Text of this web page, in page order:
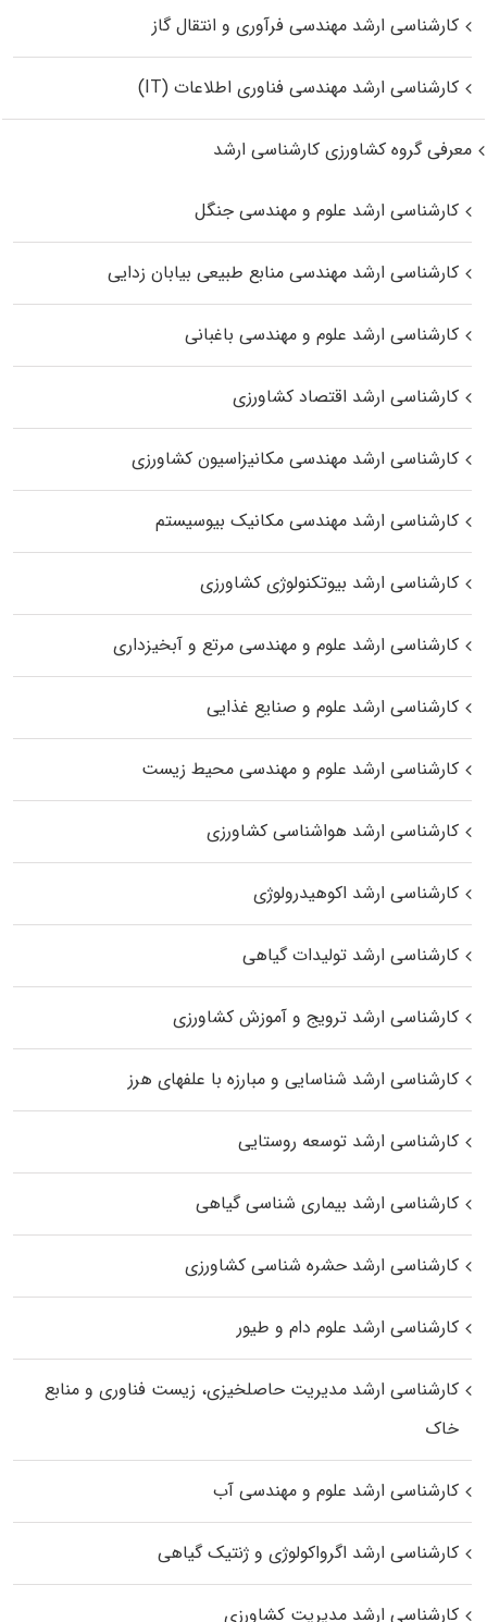
کارشناسی ارشد مهندسی فرآوری و انتقال گاز
کارشناسی ارشد مهندسی فناوری اطلاعات (IT)
معرفی گروه کشاورزی کارشناسی ارشد
کارشناسی ارشد علوم و مهندسی جنگل
کارشناسی ارشد مهندسی منابع طبیعی بیابان زدایی
کارشناسی ارشد علوم و مهندسی باغبانی
کارشناسی ارشد اقتصاد کشاورزی
کارشناسی ارشد مهندسی مکانیزاسیون کشاورزی
کارشناسی ارشد مهندسی مکانیک بیوسیستم
کارشناسی ارشد بیوتکنولوژی کشاورزی
کارشناسی ارشد علوم و مهندسی مرتع و آبخیزداری
کارشناسی ارشد علوم و صنایع غذایی
کارشناسی ارشد علوم و مهندسی محیط زیست
کارشناسی ارشد هواشناسی کشاورزی
کارشناسی ارشد اکوهیدرولوژی
کارشناسی ارشد تولیدات گیاهی
کارشناسی ارشد ترویج و آموزش کشاورزی
کارشناسی ارشد شناسایی و مبارزه با علفهای هرز
کارشناسی ارشد توسعه روستایی
کارشناسی ارشد بیماری‌ شناسی گیاهی
کارشناسی ارشد حشره‌ شناسی کشاورزی
کارشناسی ارشد علوم دام و طیور
کارشناسی ارشد مدیریت حاصلخیزی، زیست فناوری و منابع
خاک
کارشناسی ارشد علوم و مهندسی آب
کارشناسی ارشد اگرواکولوژی و ژنتیک گیاهی
کارشناسی ارشد مدیریت کشاورزی